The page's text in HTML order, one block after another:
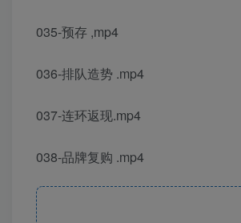
035-预存 ,mp4
036-排队造势 .mp4
037-连环返现.mp4
038-品牌复购 .mp4